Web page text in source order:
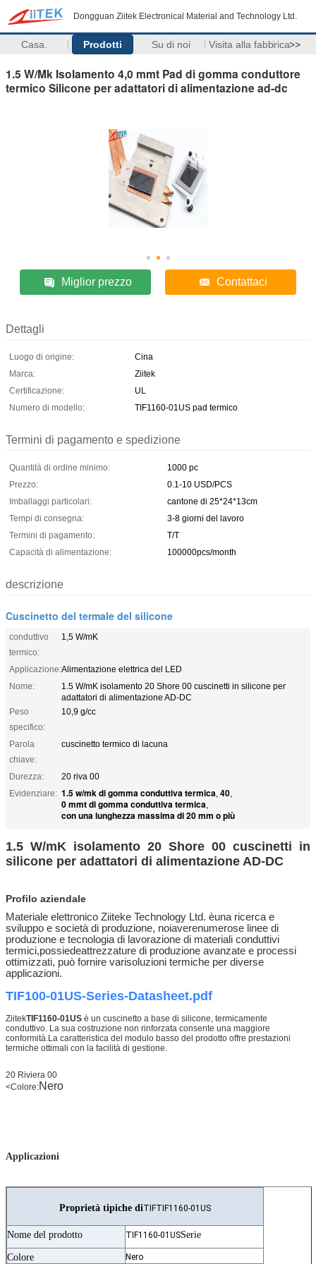
Dongguan Ziitek Electronical Material and Technology Ltd.
Casa. Prodotti Su di noi Visita alla fabbrica>>
1.5 W/Mk Isolamento 4,0 mmt Pad di gomma conduttore
termico Silicone per adattatori di alimentazione ad-dc
Miglior prezzo Contattaci
Dettagli
Luogo di origine:
Cina
Marca:
Ziitek
Certificazione:
UL
Numero di modello:
TIF1160-01US pad termico
Termini di pagamento e spedizione
Quantità di ordine minimo:
1000 pc
Prezzo:
0.1-10 USD/PCS
Imballaggi particolari:
cantone di 25*24*13cm
Tempi di consegna:
3-8 giorni del lavoro
Termini di pagamento:
T/T
Capacità di alimentazione:
100000pcs/month
descrizione
Cuscinetto del termale del silicone
conduttivo
termico:
1,5 W/mK
Applicazione:Alimentazione elettrica del LED
Nome:
1.5 W/mK isolamento 20 Shore 00 cuscinetti in silicone per
adattatori di alimentazione AD-DC
Peso
specifico:
10,9 g/cc
Parola
chiave:
cuscinetto termico di lacuna
Durezza:
20 riva 00
Evidenziare: 1.5 w/mk di gomma conduttiva termica, 40,
0 mmt di gomma conduttiva termica,
con una lunghezza massima di 20 mm o più
1.5 W/mK isolamento 20 Shore 00 cuscinetti in
silicone per adattatori di alimentazione AD-DC
Profilo aziendale
Materiale elettronico Ziiteke Technology Ltd. èuna ricerca e
sviluppo e società di produzione, noiaverenumerose linee di
produzione e tecnologia di lavorazione di materiali conduttivi
termici,possiedeattrezzature di produzione avanzate e processi
ottimizzati, può fornire varisoluzioni termiche per diverse
applicazioni.
TIF100-01US-Series-Datasheet.pdf
ZiitekTIF1160-01US è un cuscinetto a base di silicone, termicamente
conduttivo. La sua costruzione non rinforzata consente una maggiore
conformità.La caratteristica del modulo basso del prodotto offre prestazioni
termiche ottimali con la facilità di gestione.
20 Riviera 00
<Colore:Nero
Applicazioni
Proprietà tipiche diTIFTIF1160-01US
Nome del prodotto TIF1160-01USSerie
Colore Nero